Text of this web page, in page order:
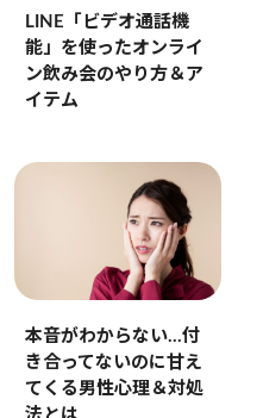
LINE「ビデオ通話機
能」を使ったオンライ
ン飲み会のやり方＆ア
イテム
本音がわからない…付
き合ってないのに甘え
てくる男性心理＆対処